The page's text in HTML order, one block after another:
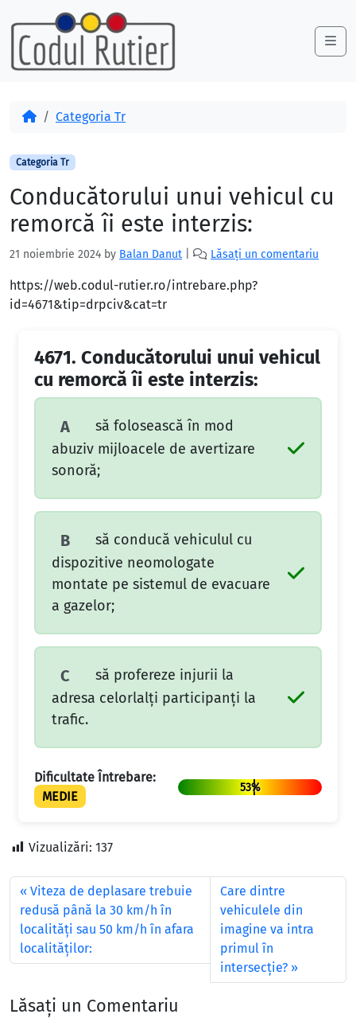
Skip to content
Skip to footer
AcasăCategoria Tr
Categoria Tr
Conducătorului unui vehicul cu
remorcă îi este interzis:
21 noiembrie 2024 by Balan Danut Lăsați un comentariu
https://web.codul-rutier.ro/intrebare.php?
id=4671&tip=drpciv&cat=tr
4671. Conducătorului unui vehicul
cu remorcă îi este interzis:
A
să folosească în mod
abuziv mijloacele de avertizare
sonoră;
B
să conducă vehiculul cu
dispozitive neomologate
montate pe sistemul de evacuare
a gazelor;
C
să profereze injurii la
adresa celorlalți participanți la
trafic.
Dificultate Întrebare:
MEDIE
53%
Vizualizări: 137
Viteza de deplasare trebuie
redusă până la 30 km/h în
localităţi sau 50 km/h în afara
localităţilor:
Care dintre
vehiculele din
imagine va intra
primul în
intersecţie?
Lăsați un Comentariu